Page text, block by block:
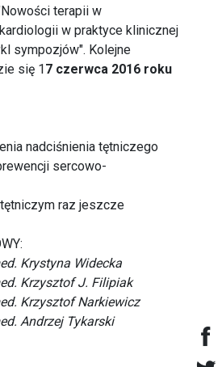
terapii w
w praktyce klinicznej
sympozjów". Kolejne
się 17 czerwca 2016 roku
nadciśnienia tętniczego
sercowo-
raz jeszcze
Krystyna Widecka
Krzysztof J. Filipiak
Krzysztof Narkiewicz
Andrzej Tykarski